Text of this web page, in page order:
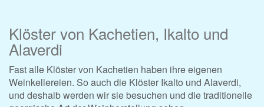
Klöster von Kachetien, Ikalto und
Alaverdi
Fast alle Klöster von Kachetien haben ihre eigenen
Weinkellereien. So auch die Klöster Ikalto und Alaverdi,
und deshalb werden wir sie besuchen und die traditionelle